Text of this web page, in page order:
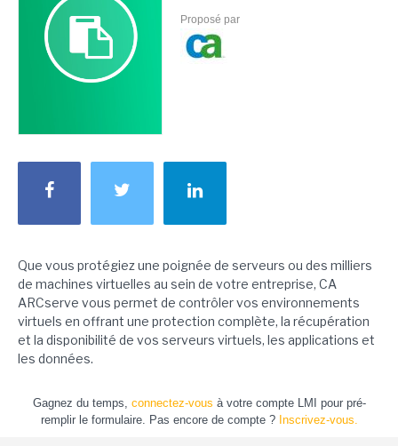
Proposé par
Que vous protégiez une poignée de serveurs ou des milliers
de machines virtuelles au sein de votre entreprise, CA
ARCserve vous permet de contrôler vos environnements
virtuels en offrant une protection complète, la récupération
et la disponibilité de vos serveurs virtuels, les applications et
les données.
Gagnez du temps, connectez-vous à votre compte LMI pour pré-
remplir le formulaire. Pas encore de compte ? Inscrivez-vous.